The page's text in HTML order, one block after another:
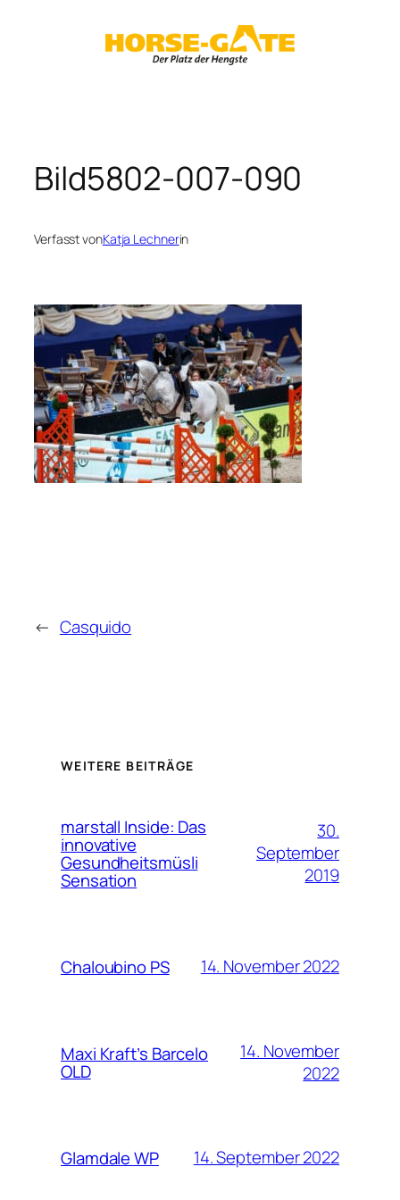
Bild5802-007-090
Verfasst vonKatja Lechnerin
← Casquido
WEITERE BEITRÄGE
marstall Inside: Das
innovative
Gesundheitsmüsli
Sensation
30.
September
2019
Chaloubino PS 14. November 2022
Maxi Kraft’s Barcelo
OLD
14. November
2022
Glamdale WP 14. September 2022